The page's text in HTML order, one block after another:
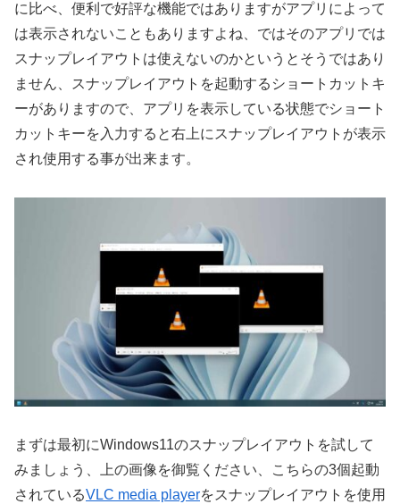
に比べ、便利で好評な機能ではありますがアプリによって
は表示されないこともありますよね、ではそのアプリでは
スナップレイアウトは使えないのかというとそうではあり
ません、スナップレイアウトを起動するショートカットキ
ーがありますので、アプリを表示している状態でショート
カットキーを入力すると右上にスナップレイアウトが表示
され使用する事が出来ます。
まずは最初にWindows11のスナップレイアウトを試して
みましょう、上の画像を御覧ください、こちらの3個起動
されているVLC media playerをスナップレイアウトを使用